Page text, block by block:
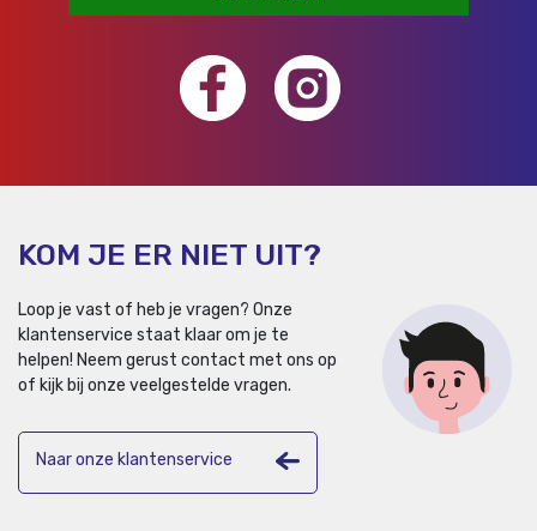
KOM JE ER NIET UIT?
Loop je vast of heb je vragen? Onze
klantenservice staat klaar om je te
helpen! Neem gerust contact met ons op
of kijk bij onze veelgestelde vragen.
Naar onze klantenservice